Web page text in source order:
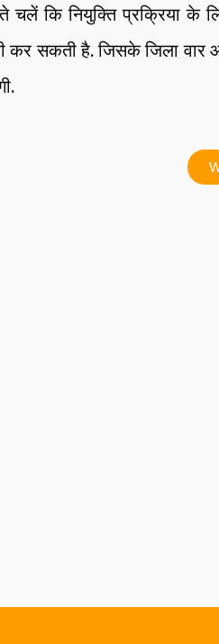
चलें कि नियुक्ति प्रक्रिया के
कर सकती है. जिसके जिला वार